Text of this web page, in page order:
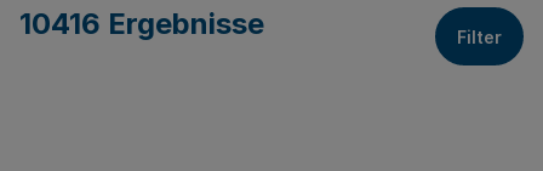
10416 Ergebnisse Filter